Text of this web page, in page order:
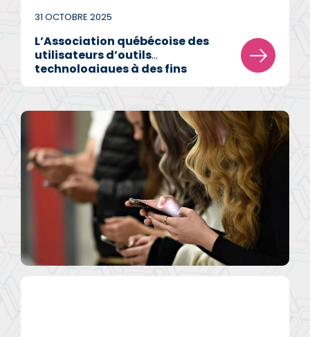
31 OCTOBRE 2025
L’Association québécoise des
utilisateurs d’outils
technologiques à des fins
pédagogiques et sociales
entreprises pour le
développement des
technologies éducatives au
Québec (Edteq) annoncent leur
alliance.